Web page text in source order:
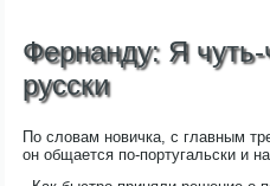
Фернанду: Я
русски
По словам новичка, с главным
он общается по-португальски и